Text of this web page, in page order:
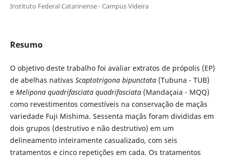
Instituto Federal Catarinense - Campus Videira
Resumo
O objetivo deste trabalho foi avaliar extratos de própolis (EP)
de abelhas nativas Scaptotrigona bipunctata(Tubuna - TUB)
e Melipona quadrifasciata quadrifasciata(Mandaçaia - MQQ)
como revestimentos comestíveis na conservação de maçãs
variedade Fuji Mishima. Sessenta maçãs foram divididas em
dois grupos (destrutivo e não destrutivo) em um
delineamento inteiramente casualizado, com seis
tratamentos e cinco repetições em cada. Os tratamentos